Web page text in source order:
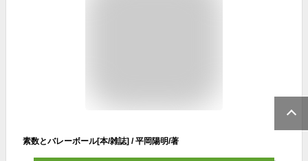
素数とバレーボール[本/雑誌] / 平岡陽明/著